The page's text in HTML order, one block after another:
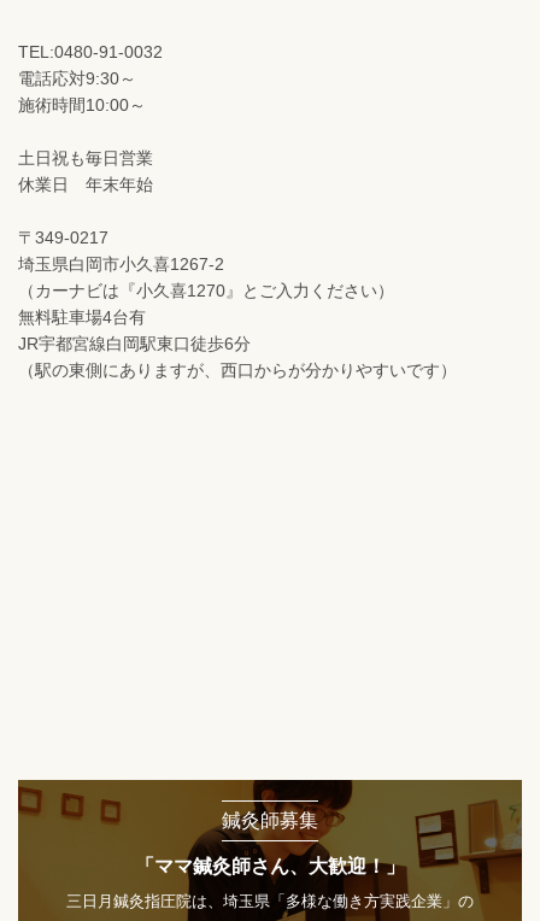
TEL:0480-91-0032
電話応対9:30～
施術時間10:00～
土日祝も毎日営業
休業日 年末年始
〒349-0217
埼玉県白岡市小久喜1267-2
（カーナビは『小久喜1270』とご入力ください）
無料駐車場4台有
JR宇都宮線白岡駅東口徒歩6分
（駅の東側にありますが、西口からが分かりやすいです）
鍼灸師募集
「ママ鍼灸師さん、大歓迎！」
三日月鍼灸指圧院は、埼玉県「多様な働き方実践企業」の